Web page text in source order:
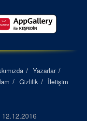
Yazarlar
Gizlilik İletişim